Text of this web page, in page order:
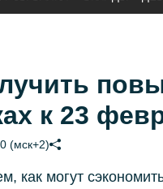
к 23
(мск+2)
как могут